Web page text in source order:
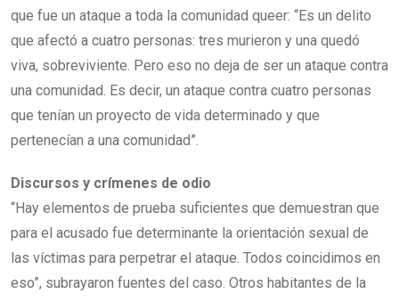
que fue un ataque a toda la comunidad queer: “Es un delito
que afectó a cuatro personas: tres murieron y una quedó
viva, sobreviviente. Pero eso no deja de ser un ataque contra
una comunidad. Es decir, un ataque contra cuatro personas
que tenían un proyecto de vida determinado y que
pertenecían a una comunidad”.
Discursos y crímenes de odio
“Hay elementos de prueba suficientes que demuestran que
para el acusado fue determinante la orientación sexual de
las víctimas para perpetrar el ataque. Todos coincidimos en
eso”, subrayaron fuentes del caso. Otros habitantes de la